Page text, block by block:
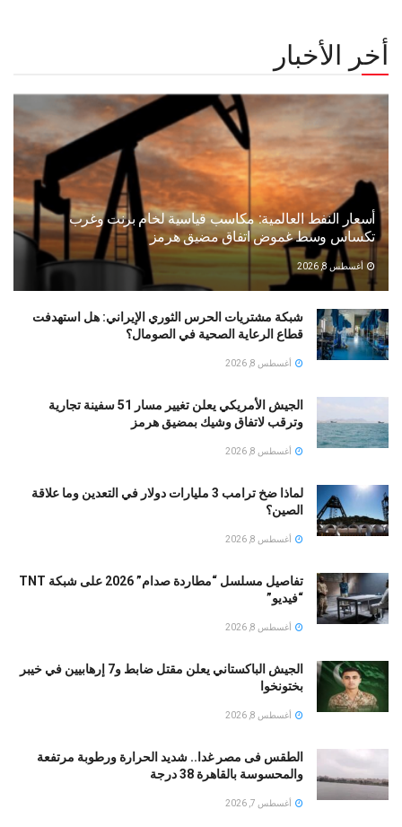
أخر الأخبار
أسعار النفط العالمية: مكاسب قياسية لخام برنت وغرب
تكساس وسط غموض اتفاق مضيق هرمز
أغسطس 8, 2026
شبكة مشتريات الحرس الثوري الإيراني: هل استهدفت
قطاع الرعاية الصحية في الصومال؟
أغسطس 8, 2026
الجيش الأمريكي يعلن تغيير مسار 51 سفينة تجارية
وترقب لاتفاق وشيك بمضيق هرمز
أغسطس 8, 2026
لماذا ضخ ترامب 3 مليارات دولار في التعدين وما علاقة
الصين؟
أغسطس 8, 2026
تفاصيل مسلسل “مطاردة صدام” 2026 على شبكة TNT
“فيديو”
أغسطس 8, 2026
الجيش الباكستاني يعلن مقتل ضابط و7 إرهابيين في خيبر
بختونخوا
أغسطس 8, 2026
الطقس فى مصر غدا.. شديد الحرارة ورطوبة مرتفعة
والمحسوسة بالقاهرة 38 درجة
أغسطس 7, 2026